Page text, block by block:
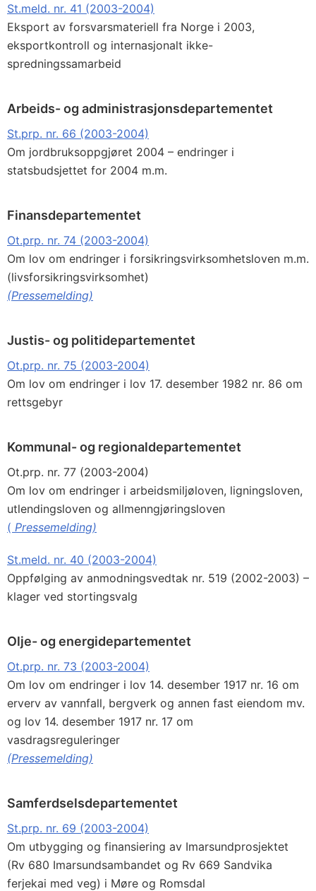
St.meld. nr. 41 (2003-2004)
Eksport av forsvarsmateriell fra Norge i 2003,
eksportkontroll og internasjonalt ikke-
spredningssamarbeid
Arbeids- og administrasjonsdepartementet
St.prp. nr. 66 (2003-2004)
Om jordbruksoppgjøret 2004 – endringer i
statsbudsjettet for 2004 m.m.
Finansdepartementet
Ot.prp. nr. 74 (2003-2004)
Om lov om endringer i forsikringsvirksomhetsloven m.m.
(livsforsikringsvirksomhet)
(Pressemelding)
Justis- og politidepartementet
Ot.prp. nr. 75 (2003-2004)
Om lov om endringer i lov 17. desember 1982 nr. 86 om
rettsgebyr
Kommunal- og regionaldepartementet
Ot.prp. nr. 77 (2003-2004)
Om lov om endringer i arbeidsmiljøloven, ligningsloven,
utlendingsloven og allmenngjøringsloven
( Pressemelding)
St.meld. nr. 40 (2003-2004)
Oppfølging av anmodningsvedtak nr. 519 (2002-2003) –
klager ved stortingsvalg
Olje- og energidepartementet
Ot.prp. nr. 73 (2003-2004)
Om lov om endringer i lov 14. desember 1917 nr. 16 om
erverv av vannfall, bergverk og annen fast eiendom mv.
og lov 14. desember 1917 nr. 17 om
vasdragsreguleringer
(Pressemelding)
Samferdselsdepartementet
St.prp. nr. 69 (2003-2004)
Om utbygging og finansiering av Imarsundprosjektet
(Rv 680 Imarsundsambandet og Rv 669 Sandvika
ferjekai med veg) i Møre og Romsdal